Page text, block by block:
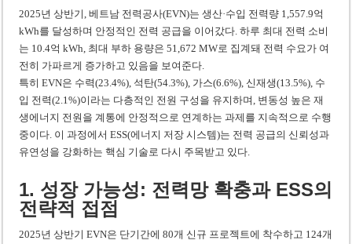
2025년 상반기, 베트남 전력공사(EVN)는 생산·수입 전력량 1,557.9억
kWh를 달성하며 안정적인 전력 공급을 이어갔다. 하루 최대 전력 소비
는 10.4억 kWh, 최대 부하 용량은 51,672 MW로 집계돼 전력 수요가 여
전히 가파르게 증가하고 있음을 보여준다.
특히 EVN은 수력(23.4%), 석탄(54.3%), 가스(6.6%), 신재생(13.5%), 수
입 전력(2.1%)이라는 다층적인 전원 구성을 유지하며, 변동성 높은 재
생에너지 전원을 계통에 안정적으로 연계하는 과제를 지속적으로 수행
중이다. 이 과정에서 ESS(에너지 저장 시스템)는 전력 공급의 신뢰성과
유연성을 강화하는 핵심 기술로 다시 주목받고 있다.
1. 성장 가능성: 전력망 확충과 ESS의
전략적 접점
2025년 상반기 EVN은 단기간에 80개 신규 프로젝트에 착수하고 124개